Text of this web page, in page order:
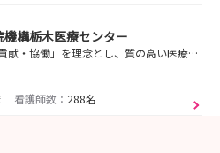
機構栃木医療センター
「信頼・貢献・協働」を理念とし、質の高い医療を提供します。
看護師数： 288名